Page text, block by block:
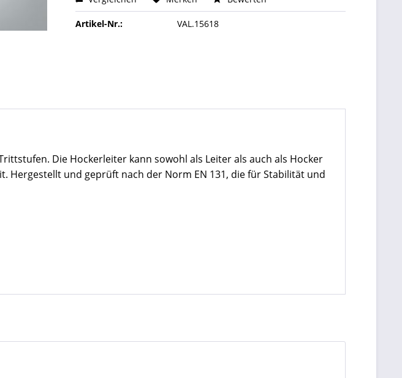
Artikel-Nr.: VAL.15618
Die Hockerleiter kann sowohl als Leiter als auch als Hocker
Hergestellt und geprüft nach der Norm EN 131, die für Stabilität und